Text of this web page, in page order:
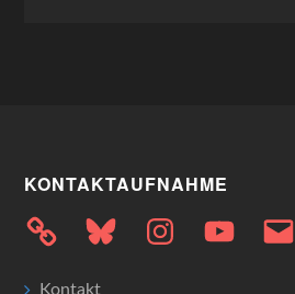
KONTAKTAUFNAHME
Bluesky InstagramYouTubeE-
Mail
Kontakt